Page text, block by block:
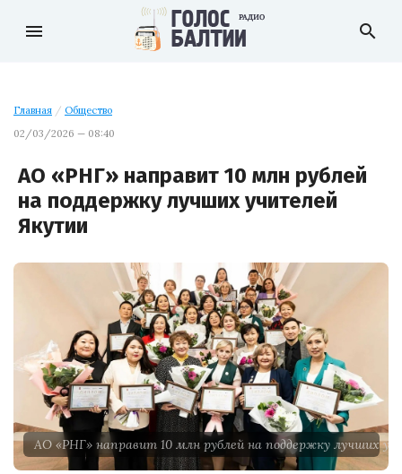
menu search
Главная / Общество
02/03/2026 — 08:40
АО «РНГ» направит 10 млн рублей
на поддержку лучших учителей
Якутии
АО «РНГ» направит 10 млн рублей на поддержку лучших